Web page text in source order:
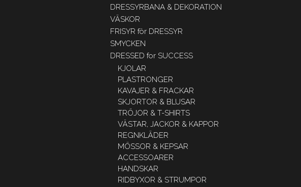
DRESSYRBANA & DEKORATION
VÄSKOR
FRISYR för DRESSYR
SMYCKEN
DRESSED for SUCCESS
KJOLAR
PLASTRONGER
KAVAJER & FRACKAR
SKJORTOR & BLUSAR
TRÖJOR & T-SHIRTS
VÄSTAR, JACKOR & KAPPOR
REGNKLÄDER
MÖSSOR & KEPSAR
ACCESSOARER
HANDSKAR
RIDBYXOR & STRUMPOR